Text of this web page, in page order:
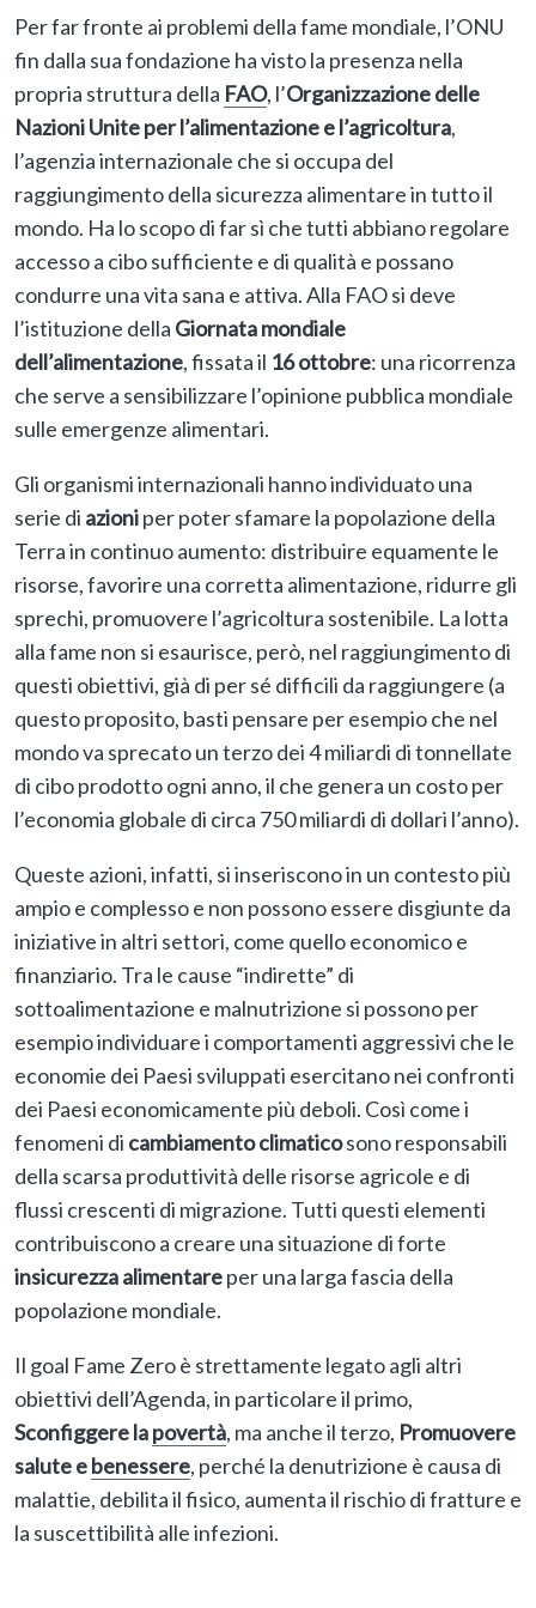
Per far fronte ai problemi della fame mondiale, l’ONU
fin dalla sua fondazione ha visto la presenza nella
propria struttura della FAO, l’Organizzazione delle
Nazioni Unite per l’alimentazione e l’agricoltura,
l’agenzia internazionale che si occupa del
raggiungimento della sicurezza alimentare in tutto il
mondo. Ha lo scopo di far sì che tutti abbiano regolare
accesso a cibo sufficiente e di qualità e possano
condurre una vita sana e attiva. Alla FAO si deve
l’istituzione della Giornata mondiale
dell’alimentazione, fissata il 16 ottobre: una ricorrenza
che serve a sensibilizzare l’opinione pubblica mondiale
sulle emergenze alimentari.
Gli organismi internazionali hanno individuato una
serie di azioniper poter sfamare la popolazione della
Terra in continuo aumento: distribuire equamente le
risorse, favorire una corretta alimentazione, ridurre gli
sprechi, promuovere l’agricoltura sostenibile. La lotta
alla fame non si esaurisce, però, nel raggiungimento di
questi obiettivi, già di per sé difficili da raggiungere (a
questo proposito, basti pensare per esempio che nel
mondo va sprecato un terzo dei 4 miliardi di tonnellate
di cibo prodotto ogni anno, il che genera un costo per
l’economia globale di circa 750 miliardi di dollari l’anno).
Queste azioni, infatti, si inseriscono in un contesto più
ampio e complesso e non possono essere disgiunte da
iniziative in altri settori, come quello economico e
finanziario. Tra le cause “indirette” di
sottoalimentazione e malnutrizione si possono per
esempio individuare i comportamenti aggressivi che le
economie dei Paesi sviluppati esercitano nei confronti
dei Paesi economicamente più deboli. Così come i
fenomeni di cambiamento climaticosono responsabili
della scarsa produttività delle risorse agricole e di
flussi crescenti di migrazione. Tutti questi elementi
contribuiscono a creare una situazione di forte
insicurezza alimentareper una larga fascia della
popolazione mondiale.
Il goal Fame Zero è strettamente legato agli altri
obiettivi dell’Agenda, in particolare il primo,
Sconfiggere lapovertà, ma anche il terzo, Promuovere
salute ebenessere, perché la denutrizione è causa di
malattie, debilita il fisico, aumenta il rischio di fratture e
la suscettibilità alle infezioni.